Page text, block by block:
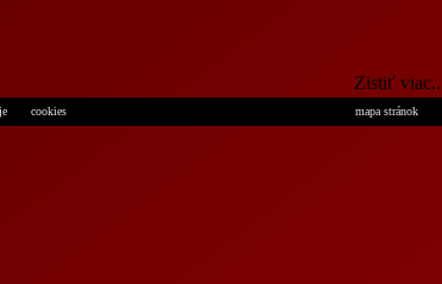
Zistiť
cookies mapa stránok